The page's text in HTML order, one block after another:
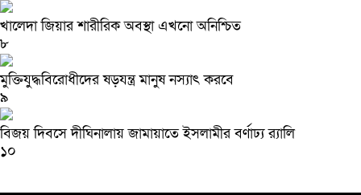
খালেদা জিয়ার শারীরিক অবস্থা এখনো অনিশ্চিত
৮
মুক্তিযুদ্ধবিরোধীদের ষড়যন্ত্র মানুষ নস্যাৎ করবে
৯
বিজয় দিবসে দীঘিনালায় জামায়াতে ইসলামীর বর্ণাঢ্য র‍্যালি
১০